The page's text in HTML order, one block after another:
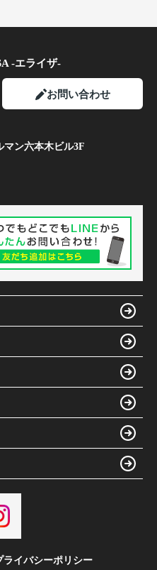
-エライザ-
お問い合わせ
マン六本木ビル3F
ライバシーポリシー